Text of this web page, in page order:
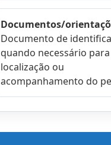
Documentos/
Documento de
quando necessário para
localização ou
acompanhamento do